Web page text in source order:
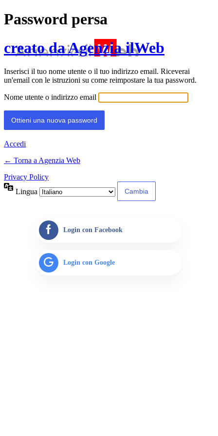
Password persa
creato da Agenzia ilWeb
Inserisci il tuo nome utente o il tuo indirizzo email. Riceverai
un'email con le istruzioni su come reimpostare la tua password.
Nome utente o indirizzo email
Accedi
← Torna a Agenzia Web
Privacy Policy
Lingua
Login con Facebook
Login con Google